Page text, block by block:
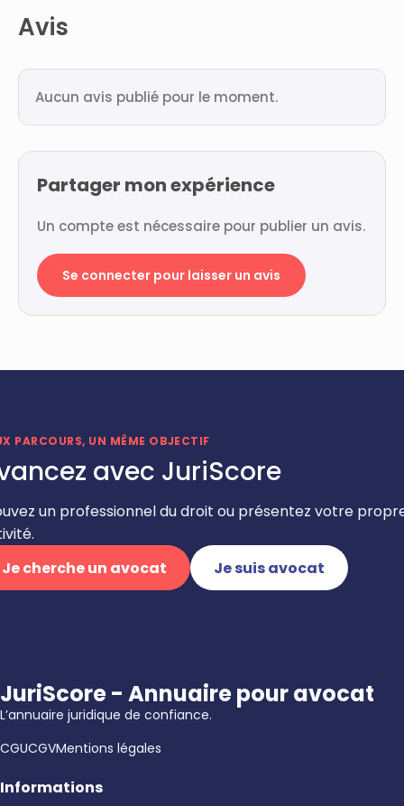
Avis
Aucun avis publié pour le moment.
Partager mon expérience
Un compte est nécessaire pour publier un avis.
Se connecter pour laisser un avis
PARCOURS, UN MÊME OBJECTIF
avec JuriScore
un professionnel du droit ou présentez votre
Je cherche un avocat
Je suis avocat
JuriScore - Annuaire pour avocat
L’annuaire juridique de confiance.
CGUCGVMentions légales
Informations